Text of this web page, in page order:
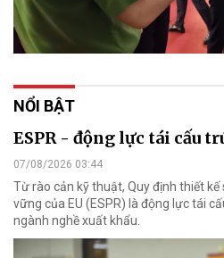
NỔI BẬT
ESPR - động lực tái cấu
07/08/2026 03:44
Từ rào cản kỹ thuật, Quy định thiết
vững của EU (ESPR) là động lực tái
ngành nghề xuất khẩu.